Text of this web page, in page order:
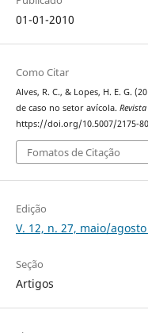
01-01-2010
Como Citar
Alves, R. C., & Lopes, H. E. G.
de caso no setor avícola.
https://doi.org/10.5007/2175-
Fomatos de Citação
Edição
V. 12, n. 27, maio/
Seção
Artigos